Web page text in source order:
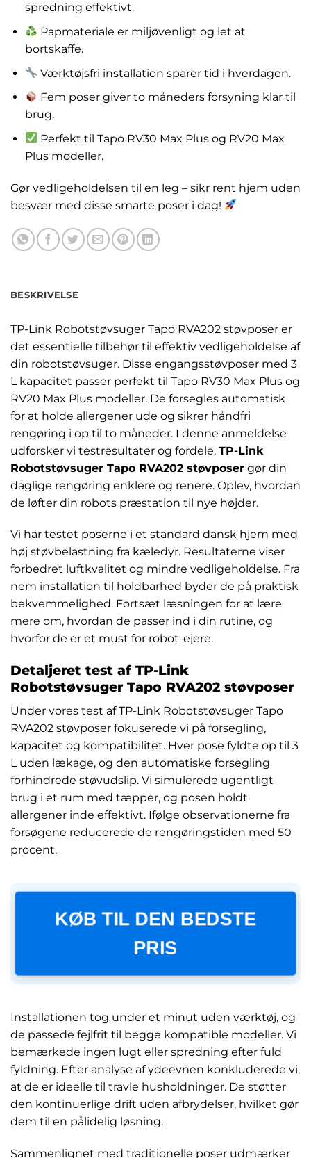
spredning effektivt.
Papmateriale er miljøvenligt og let at
bortskaffe.
Værktøjsfri installation sparer tid i hverdagen.
Fem poser giver to måneders forsyning klar til
brug.
Perfekt til Tapo RV30 Max Plus og RV20 Max
Plus modeller.
Gør vedligeholdelsen til en leg – sikr rent hjem uden
besvær med disse smarte poser i dag!
BESKRIVELSE
TP-Link Robotstøvsuger Tapo RVA202 støvposer er
det essentielle tilbehør til effektiv vedligeholdelse af
din robotstøvsuger. Disse engangsstøvposer med 3
L kapacitet passer perfekt til Tapo RV30 Max Plus og
RV20 Max Plus modeller. De forsegles automatisk
for at holde allergener ude og sikrer håndfri
rengøring i op til to måneder. I denne anmeldelse
udforsker vi testresultater og fordele. TP-Link
Robotstøvsuger Tapo RVA202 støvposer gør din
daglige rengøring enklere og renere. Oplev, hvordan
de løfter din robots præstation til nye højder.
Vi har testet poserne i et standard dansk hjem med
høj støvbelastning fra kæledyr. Resultaterne viser
forbedret luftkvalitet og mindre vedligeholdelse. Fra
nem installation til holdbarhed byder de på praktisk
bekvemmelighed. Fortsæt læsningen for at lære
mere om, hvordan de passer ind i din rutine, og
hvorfor de er et must for robot-ejere.
Detaljeret test af TP-Link
Robotstøvsuger Tapo RVA202 støvposer
Under vores test af TP-Link Robotstøvsuger Tapo
RVA202 støvposer fokuserede vi på forsegling,
kapacitet og kompatibilitet. Hver pose fyldte op til 3
L uden lækage, og den automatiske forsegling
forhindrede støvudslip. Vi simulerede ugentligt
brug i et rum med tæpper, og posen holdt
allergener inde effektivt. Ifølge observationerne fra
forsøgene reducerede de rengøringstiden med 50
procent.
KØB TIL DEN BEDSTE
PRIS
Installationen tog under et minut uden værktøj, og
de passede fejlfrit til begge kompatible modeller. Vi
bemærkede ingen lugt eller spredning efter fuld
fyldning. Efter analyse af ydeevnen konkluderede vi,
at de er ideelle til travle husholdninger. De støtter
den kontinuerlige drift uden afbrydelser, hvilket gør
dem til en pålidelig løsning.
Sammenlignet med traditionelle poser udmærker